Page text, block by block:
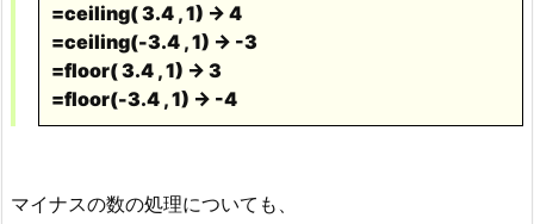
=ceiling( 3.4 , 1) → 4
=ceiling(-3.4 , 1) → -3
=floor( 3.4 , 1) → 3
=floor(-3.4 , 1) → -4
マイナスの数の処理についても、